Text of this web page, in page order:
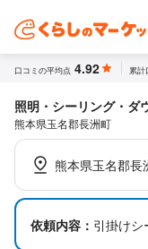
口コミの平均点 4.92 累計
照明・シーリング・ダ
熊本県玉名郡長洲町
熊本県玉名郡長
依頼内容： 引掛けシ